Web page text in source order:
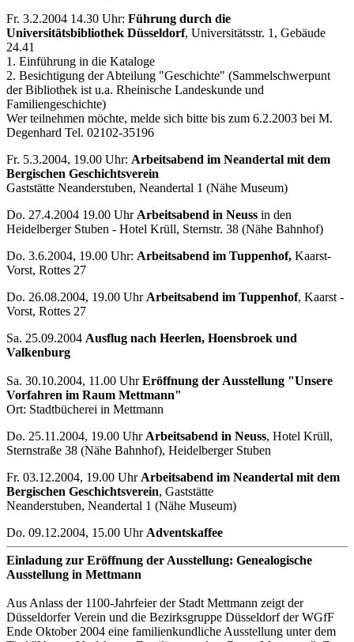
Fr. 3.2.2004 14.30 Uhr: Führung durch die
Universitätsbibliothek Düsseldorf, Universitätsstr. 1, Gebäude
24.41
1. Einführung in die Kataloge
2. Besichtigung der Abteilung "Geschichte" (Sammelschwerpunt
der Bibliothek ist u.a. Rheinische Landeskunde und
Familiengeschichte)
Wer teilnehmen möchte, melde sich bitte bis zum 6.2.2003 bei M.
Degenhard Tel. 02102-35196
Fr. 5.3.2004, 19.00 Uhr: Arbeitsabend im Neandertal mit dem
Bergischen Geschichtsverein
Gaststätte Neanderstuben, Neandertal 1 (Nähe Museum)
Do. 27.4.2004 19.00 UhrArbeitsabend in Neuss in den
Heidelberger Stuben - Hotel Krüll, Sternstr. 38 (Nähe Bahnhof)
Do. 3.6.2004, 19.00 Uhr: Arbeitsabend im Tuppenhof, Kaarst-
Vorst, Rottes 27
Do. 26.08.2004, 19.00 UhrArbeitsabend im Tuppenhof, Kaarst -
Vorst, Rottes 27
Sa. 25.09.2004 Ausflug nach Heerlen, Hoensbroek und
Valkenburg
Sa. 30.10.2004, 11.00 UhrEröffnung der Ausstellung "Unsere
Vorfahren im Raum Mettmann"
Ort: Stadtbücherei in Mettmann
Do. 25.11.2004, 19.00 UhrArbeitsabend in Neuss, Hotel Krüll,
Sternstraße 38 (Nähe Bahnhof), Heidelberger Stuben
Fr. 03.12.2004, 19.00 UhrArbeitsabend im Neandertal mit dem
Bergischen Geschichtsverein, Gaststätte
Neanderstuben, Neandertal 1 (Nähe Museum)
Do. 09.12.2004, 15.00 UhrAdventskaffee
Einladung zur Eröffnung der Ausstellung: Genealogische
Ausstellung in Mettmann
Aus Anlass der 1100-Jahrfeier der Stadt Mettmann zeigt der
Düsseldorfer Verein und die Bezirksgruppe Düsseldorf der WGfF
Ende Oktober 2004 eine familienkundliche Ausstellung unter dem